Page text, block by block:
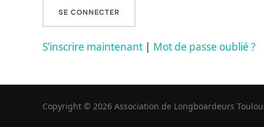
S’inscrire maintenant | Mot de passe oublié ?
Copyright © 2026 Association de Longboardeurs